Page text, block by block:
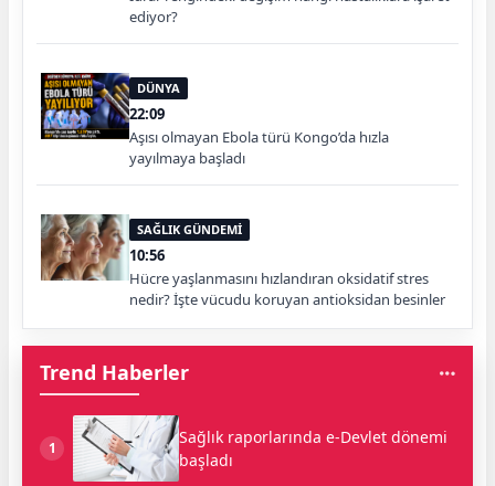
ediyor?
DÜNYA
22:09
Aşısı olmayan Ebola türü Kongo’da hızla
yayılmaya başladı
SAĞLIK GÜNDEMİ
10:56
Hücre yaşlanmasını hızlandıran oksidatif stres
nedir? İşte vücudu koruyan antioksidan besinler
Trend Haberler
1
Sağlık raporlarında e-Devlet dönemi
başladı